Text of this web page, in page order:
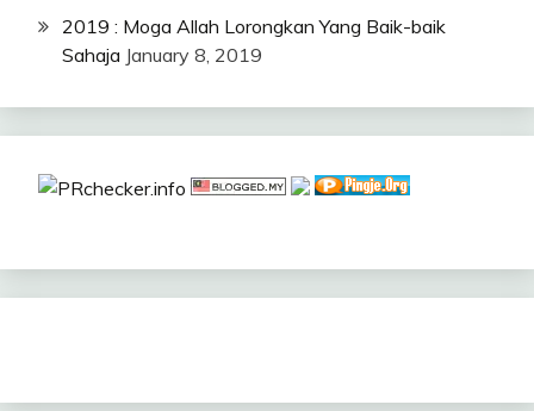
2019 : Moga Allah Lorongkan Yang Baik-baik
Sahaja January 8, 2019